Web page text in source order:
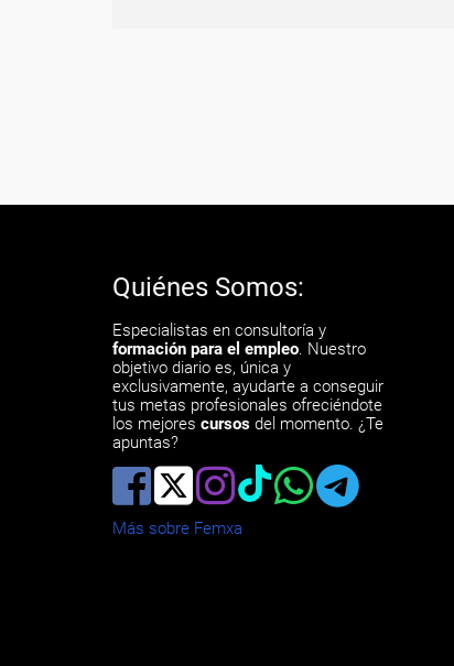
Quiénes Somos:
Especialistas en consultoría y
formación para el empleo. Nuestro
objetivo diario es, única y
exclusivamente, ayudarte a conseguir
tus metas profesionales ofreciéndote
los mejores cursos del momento. ¿Te
apuntas?
Más sobre Femxa